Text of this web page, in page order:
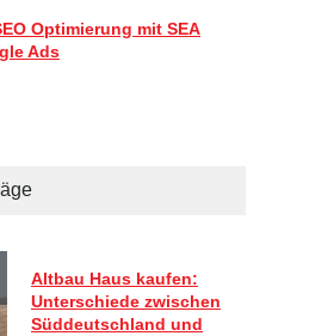
Optimierung mit SEA
Ads
Altbau Haus kaufen:
Unterschiede zwischen
Süddeutschland und